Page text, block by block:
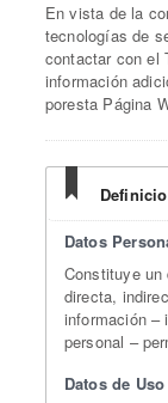
En vista de la
tecnologías de
contactar con el
información
poresta Página
Datos
Constituye un
directa,
información –
personal –
Datos de Uso